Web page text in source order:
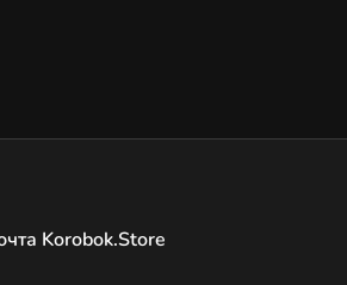
Korobok.Store